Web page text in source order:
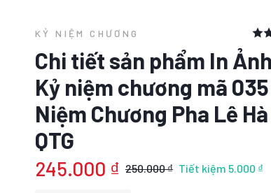
KỶ NIỆM CHƯƠNG
Chi tiết sản phẩm In
Kỷ niệm chương mã
Niệm Chương Pha Lê
QTG
245.000 ₫ 250.000 ₫ Tiết kiệm 5.000 ₫